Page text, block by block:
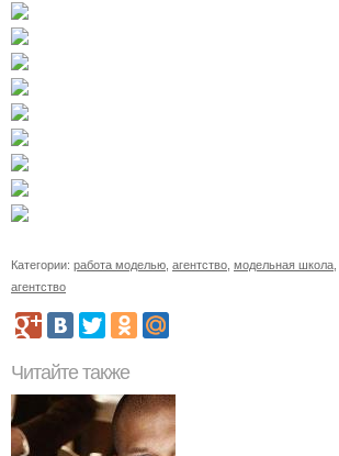
Категории: работа моделью агентство модельная школа
агентство
Читайте также